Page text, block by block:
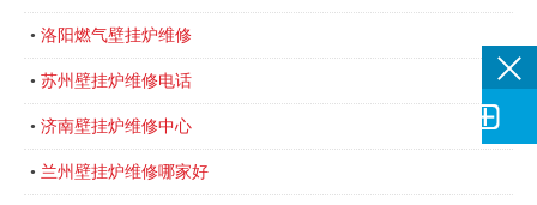
• 洛阳燃气壁挂炉维修
• 苏州壁挂炉维修电话
• 济南壁挂炉维修中心
• 兰州壁挂炉维修哪家好
